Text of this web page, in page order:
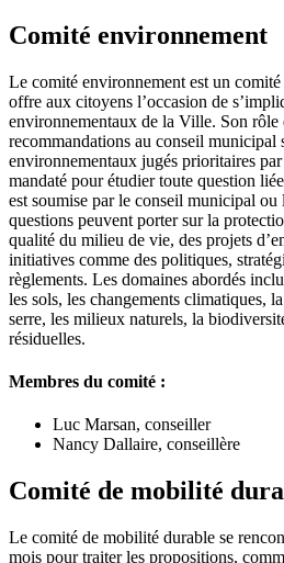
Comité environnement
Le comité environnement est un
offre aux citoyens l’occasion de
environnementaux de la Ville. Son rôle
recommandations au conseil municipal
environnementaux jugés prioritaires
mandaté pour étudier toute question
est soumise par le conseil municipal
questions peuvent porter sur la
qualité du milieu de vie, des projets
initiatives comme des politiques,
règlements. Les domaines abordés
les sols, les changements climatiques,
serre, les milieux naturels, la
résiduelles.
Membres du comité :
Luc Marsan, conseiller
Nancy Dallaire, conseillère
Comité de mobilité
Le comité de mobilité durable se
mois pour traiter les propositions,